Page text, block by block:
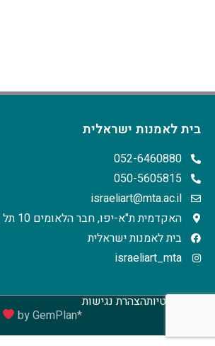
בית לאמנות ישראלית
052-6460880
050-5605815
israeliart@mta.ac.il
האקדמית ת"א-יפו, חבר הלאומים 10 תל אביב
בית לאמנות ישראלית
israeliart_mta
מדיניות פרטיותהצהרת נגישות
by GemPlan*